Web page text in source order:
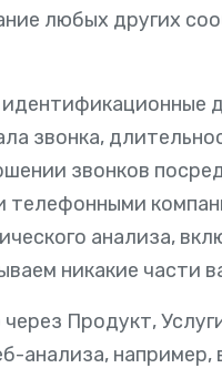
любых других
звонка,
звонков
телефонными
анализа,
никакие части
Продукт,
анализа,